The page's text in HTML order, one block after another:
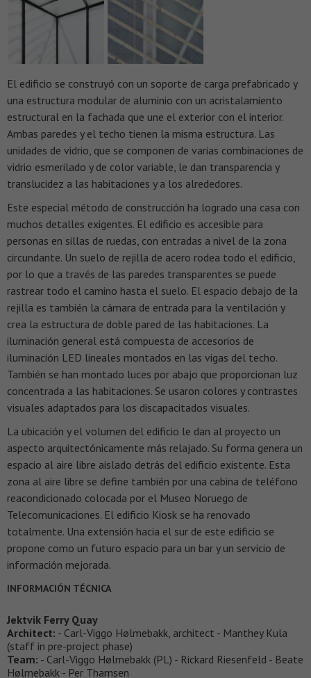
El edificio se construyó con un soporte de carga prefabricado y
una estructura modular de aluminio con un acristalamiento
estructural en la fachada que une el exterior con el interior.
Ambas paredes y el techo tienen la misma estructura. Las
unidades de vidrio, que se componen de varias combinaciones de
vidrio esmerilado y de color variable, le dan transparencia y
translucidez a las habitaciones y a los alrededores.
Este especial método de construcción ha logrado una casa con
muchos detalles exigentes. El edificio es accesible para
personas en sillas de ruedas, con entradas a nivel de la zona
circundante. Un suelo de rejilla de acero rodea todo el edificio,
por lo que a través de las paredes transparentes se puede
rastrear todo el camino hasta el suelo. El espacio debajo de la
rejilla es también la cámara de entrada para la ventilación y
crea la estructura de doble pared de las habitaciones. La
iluminación general está compuesta de accesorios de
iluminación LED lineales montados en las vigas del techo.
También se han montado luces por abajo que proporcionan luz
concentrada a las habitaciones. Se usaron colores y contrastes
visuales adaptados para los discapacitados visuales.
La ubicación y el volumen del edificio le dan al proyecto un
aspecto arquitectónicamente más relajado. Su forma genera un
espacio al aire libre aislado detrás del edificio existente. Esta
zona al aire libre se define también por una cabina de teléfono
reacondicionado colocada por el Museo Noruego de
Telecomunicaciones. El edificio Kiosk se ha renovado
totalmente. Una extensión hacia el sur de este edificio se
propone como un futuro espacio para un bar y un servicio de
información mejorada.
INFORMACIÓN TÉCNICA
Jektvik Ferry Quay
Architect: - Carl-Viggo Hølmebakk, architect - Manthey Kula
(staff in pre-project phase)
Team: - Carl-Viggo Hølmebakk (PL) - Rickard Riesenfeld - Beate
Hølmebakk - Per Thamsen